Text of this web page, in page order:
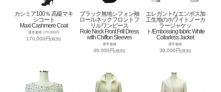
カシミア100％ 高級マキ
シコート
Maxi Cashmere Coat
通常価格 170,000円
170,000円(税別)
ブラック無地シフォン袖
ロールネックフロントフ
リルワンピース
Role Neck Front Frill Dress
with Chiffon Sleeves
通常価格
39,000円(税別)
エレガントなエンボス加
工生地のホワイトノーカ
ラージャケッ
ト/Embossing fabric White
Collarless Jacket
通常価格
39,000円(税別)